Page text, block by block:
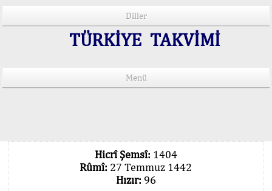
Diller
TÜRKİYE TAKVİMİ
Menü
Hicrî Şemsî: 1404
Rûmî: 27 Temmuz 1442
Hızır: 96